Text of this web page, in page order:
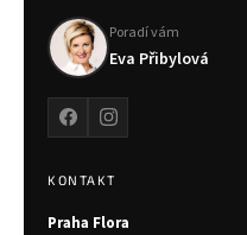
Poradí vám
Eva Přibylová
KONTAKT
Praha Flora